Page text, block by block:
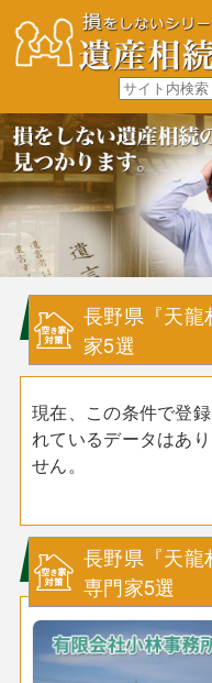
長野県『天龍
家5選
現在、この条件で登録
れているデータはあり
せん。
長野県『天龍
専門家5選